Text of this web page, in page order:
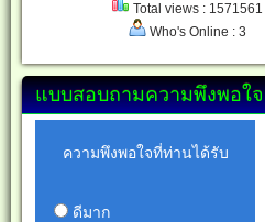
Total views : 1571561
Who's Online : 3
แบบสอบถามความพึงพอใจ
ความพึงพอใจที่ท่านได้รับ
ดีมาก